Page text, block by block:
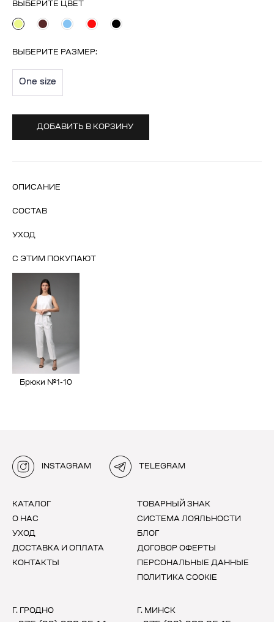
ВЫБЕРИТЕ ЦВЕТ
ВЫБЕРИТЕ РАЗМЕР:
One size
ДОБАВИТЬ В КОРЗИНУ
ОПИСАНИЕ
СОСТАВ
УХОД
С ЭТИМ ПОКУПАЮТ
Брюки №1-10
INSTAGRAM TELEGRAM
КАТАЛОГ
О НАС
УХОД
ДОСТАВКА И ОПЛАТА
КОНТАКТЫ
ТОВАРНЫЙ ЗНАК
СИСТЕМА ЛОЯЛЬНОСТИ
БЛОГ
ДОГОВОР ОФЕРТЫ
ПЕРСОНАЛЬНЫЕ ДАННЫЕ
ПОЛИТИКА COOKIE
Г. ГРОДНО Г. МИНСК